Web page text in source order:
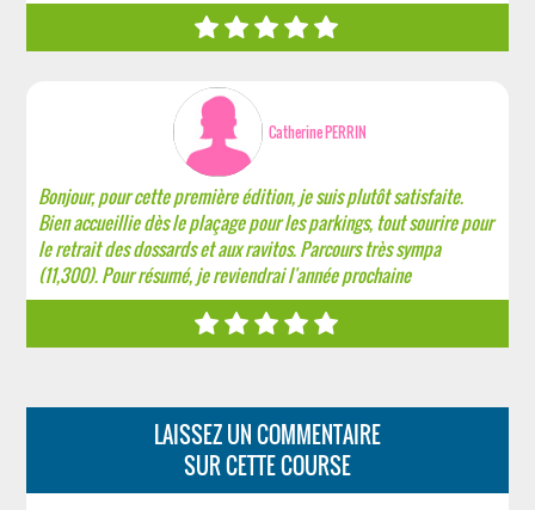
Catherine PERRIN
Bonjour, pour cette première édition, je suis plutôt satisfaite.
Bien accueillie dès le plaçage pour les parkings, tout sourire pour
le retrait des dossards et aux ravitos. Parcours très sympa
(11,300). Pour résumé, je reviendrai l'année prochaine
LAISSEZ UN COMMENTAIRE
SUR CETTE COURSE